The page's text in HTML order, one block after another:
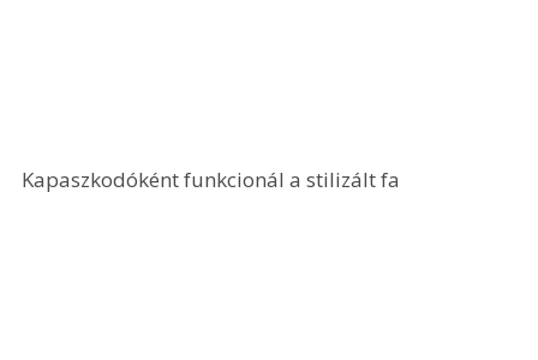
Kapaszkodóként funkcionál a stilizált fa